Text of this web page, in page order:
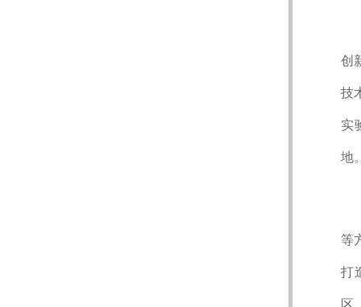
创
技
实
地
等
打
区